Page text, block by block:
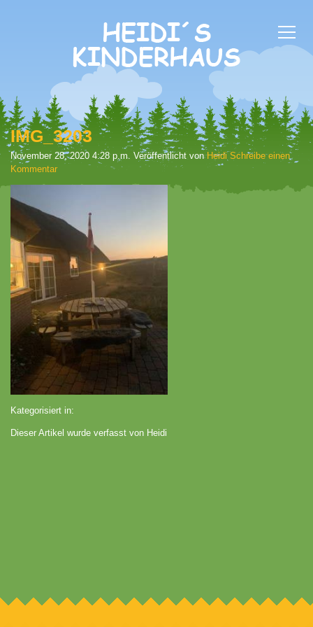
IMG_3203
November 28, 2020 4:28 p.m. Veröffentlicht vonHeidi Schreibe einen
Kommentar
Kategorisiert in:
Dieser Artikel wurde verfasst von Heidi